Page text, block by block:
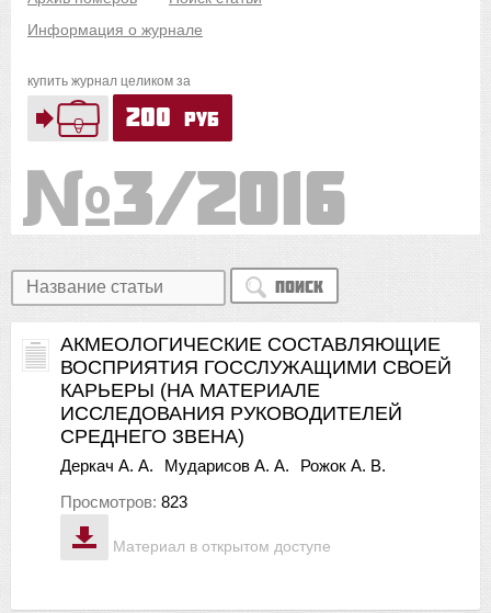
Информация о журнале
купить журнал целиком за
200 руб
3/2016
Поиск
Материал в открытом доступе
АКМЕОЛОГИЧЕСКИЕ СОСТАВЛЯЮЩИЕ
ВОСПРИЯТИЯ ГОССЛУЖАЩИМИ СВОЕЙ
КАРЬЕРЫ (НА МАТЕРИАЛЕ
ИССЛЕДОВАНИЯ РУКОВОДИТЕЛЕЙ
СРЕДНЕГО ЗВЕНА)
Деркач А. А. Мударисов А. А.
Рожок А. В.
Просмотров: 823